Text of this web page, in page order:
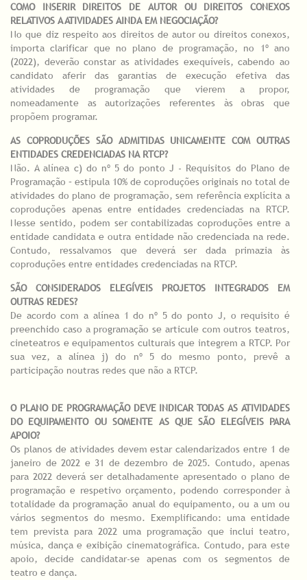
COMO INSERIR DIREITOS DE AUTOR OU DIREITOS CONEXOS
RELATIVOS A ATIVIDADES AINDA EM NEGOCIAÇÃO?
No que diz respeito aos direitos de autor ou direitos conexos,
importa clarificar que no plano de programação, no 1º ano
(2022), deverão constar as atividades exequíveis, cabendo ao
candidato aferir das garantias de execução efetiva das
atividades de programação que vierem a propor,
nomeadamente as autorizações referentes às obras que
propõem programar.
AS COPRODUÇÕES SÃO ADMITIDAS UNICAMENTE COM OUTRAS
ENTIDADES CREDENCIADAS NA RTCP?
Não. A alínea c) do nº 5 do ponto J - Requisitos do Plano de
Programação – estipula 10% de coproduções originais no total de
atividades do plano de programação, sem referência explícita a
coproduções apenas entre entidades credenciadas na RTCP.
Nesse sentido, podem ser contabilizadas coproduções entre a
entidade candidata e outra entidade não credenciada na rede.
Contudo, ressalvamos que deverá ser dada primazia às
coproduções entre entidades credenciadas na RTCP.
SÃO CONSIDERADOS ELEGÍVEIS PROJETOS INTEGRADOS EM
OUTRAS REDES?
De acordo com a alínea 1 do nº 5 do ponto J, o requisito é
preenchido caso a programação se articule com outros teatros,
cineteatros e equipamentos culturais que integrem a RTCP. Por
sua vez, a alínea j) do nº 5 do mesmo ponto, prevê a
participação noutras redes que não a RTCP.
O PLANO DE PROGRAMAÇÃO DEVE INDICAR TODAS AS ATIVIDADES
DO EQUIPAMENTO OU SOMENTE AS QUE SÃO ELEGÍVEIS PARA
APOIO?
Os planos de atividades devem estar calendarizados entre 1 de
janeiro de 2022 e 31 de dezembro de 2025. Contudo, apenas
para 2022 deverá ser detalhadamente apresentado o plano de
programação e respetivo orçamento, podendo corresponder à
totalidade da programação anual do equipamento, ou a um ou
vários segmentos do mesmo. Exemplificando: uma entidade
tem prevista para 2022 uma programação que inclui teatro,
música, dança e exibição cinematográfica. Contudo, para este
apoio, decide candidatar-se apenas com os segmentos de
teatro e dança.